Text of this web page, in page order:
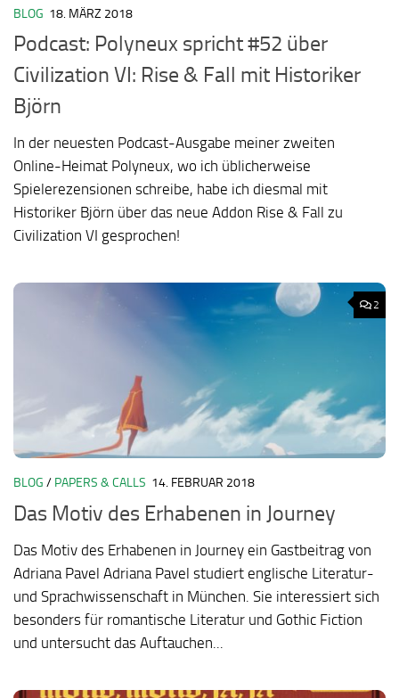
BLOG 18. MÄRZ 2018
Podcast: Polyneux spricht #52 über
Civilization VI: Rise & Fall mit Historiker
Björn
In der neuesten Podcast-Ausgabe meiner zweiten
Online-Heimat Polyneux, wo ich üblicherweise
Spielerezensionen schreibe, habe ich diesmal mit
Historiker Björn über das neue Addon Rise & Fall zu
Civilization VI gesprochen!
2
BLOG / PAPERS & CALLS 14. FEBRUAR 2018
Das Motiv des Erhabenen in Journey
Das Motiv des Erhabenen in Journey ein Gastbeitrag von
Adriana Pavel Adriana Pavel studiert englische Literatur-
und Sprachwissenschaft in München. Sie interessiert sich
besonders für romantische Literatur und Gothic Fiction
und untersucht das Auftauchen...